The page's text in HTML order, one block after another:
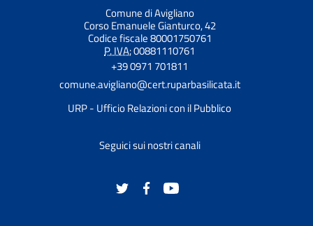
Comune di Avigliano
Corso Emanuele Gianturco, 42
Codice fiscale 80001750761
P. IVA:00881110761
+39 0971 701811
comune.avigliano@cert.ruparbasilicata.it
URP - Ufficio Relazioni con il Pubblico
Seguici sui nostri canali